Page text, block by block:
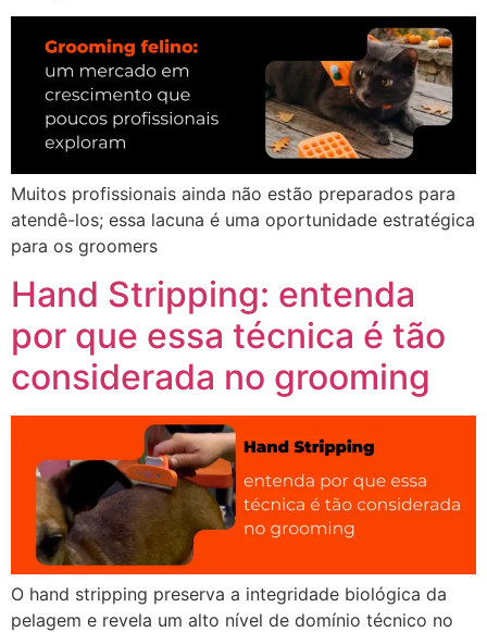
Muitos profissionais ainda não estão preparados para
atendê-los; essa lacuna é uma oportunidade estratégica
para os groomers
Hand Stripping: entenda
por que essa técnica é tão
considerada no grooming
O hand stripping preserva a integridade biológica da
pelagem e revela um alto nível de domínio técnico no